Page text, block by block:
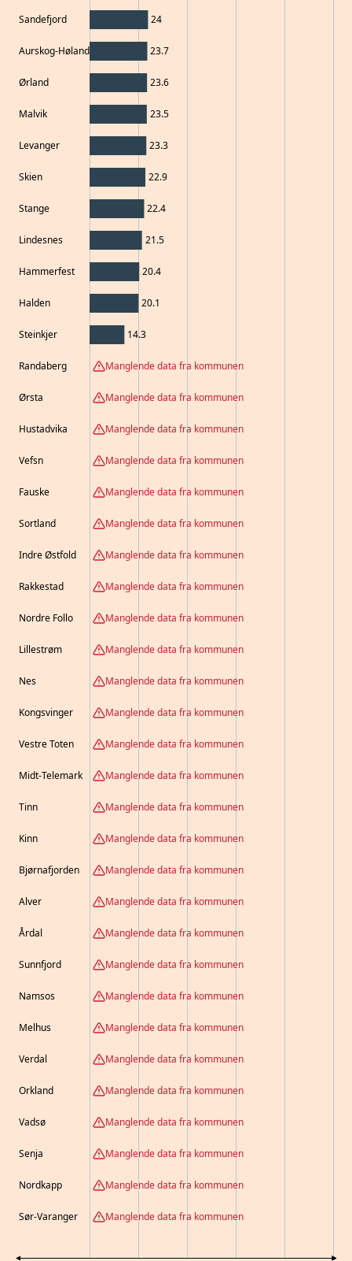
Sandefjord
Aurskog-Høland
Ørland
Malvik
Levanger
Skien
Stange
Lindesnes
Hammerfest
Halden
Steinkjer
Randaberg
Ørsta
Hustadvika
Vefsn
Fauske
Sortland
Indre Østfold
Rakkestad
Nordre Follo
Lillestrøm
Nes
Kongsvinger
Vestre Toten
Midt-Telemark
Tinn
Kinn
Bjørnafjorden
Alver
Årdal
Sunnfjord
Namsos
Melhus
Verdal
Orkland
Vadsø
Senja
Nordkapp
Sør-Varanger
24
23.7
23.6
23.5
23.3
22.9
22.4
21.5
20.4
20.1
14.3
Manglende data fra kommunen
Manglende data fra kommunen
Manglende data fra kommunen
Manglende data fra kommunen
Manglende data fra kommunen
Manglende data fra kommunen
Manglende data fra kommunen
Manglende data fra kommunen
Manglende data fra kommunen
Manglende data fra kommunen
Manglende data fra kommunen
Manglende data fra kommunen
Manglende data fra kommunen
Manglende data fra kommunen
Manglende data fra kommunen
Manglende data fra kommunen
Manglende data fra kommunen
Manglende data fra kommunen
Manglende data fra kommunen
Manglende data fra kommunen
Manglende data fra kommunen
Manglende data fra kommunen
Manglende data fra kommunen
Manglende data fra kommunen
Manglende data fra kommunen
Manglende data fra kommunen
Manglende data fra kommunen
Manglende data fra kommunen